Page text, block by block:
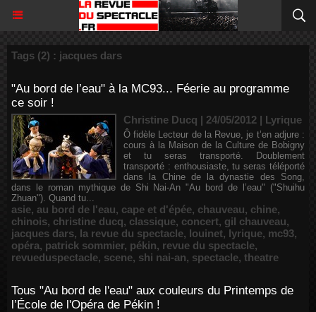
Tags (2) : jacques dars
"Au bord de l’eau" à la MC93... Féerie au programme
ce soir !
Christine Ducq | 24/05/2012 | Lyrique
Ô fidèle Lecteur de la Revue, je t’en adjure :
cours à la Maison de la Culture de Bobigny
et tu seras transporté. Doublement
transporté : enthousiaste, tu seras téléporté
dans la Chine de la dynastie des Song,
dans le roman mythique de Shi Nai-An "Au bord de l’eau" ("Shuihu
Zhuan"). Quand tu...
asie, au bord de l'eau, cape et d'épée, chauveau, chine,
chinois, christine ducq, classique, concert, gil chauveau,
jacques dars, la revue du spectacle, louinet, lyrique, mc93,
opéra, patrick sommier, pékin, revue du spectacle,
revueduspectacle, scene, shi nai-an, spectacle, theatre
Tous "Au bord de l'eau" aux couleurs du Printemps de
l’École de l'Opéra de Pékin !